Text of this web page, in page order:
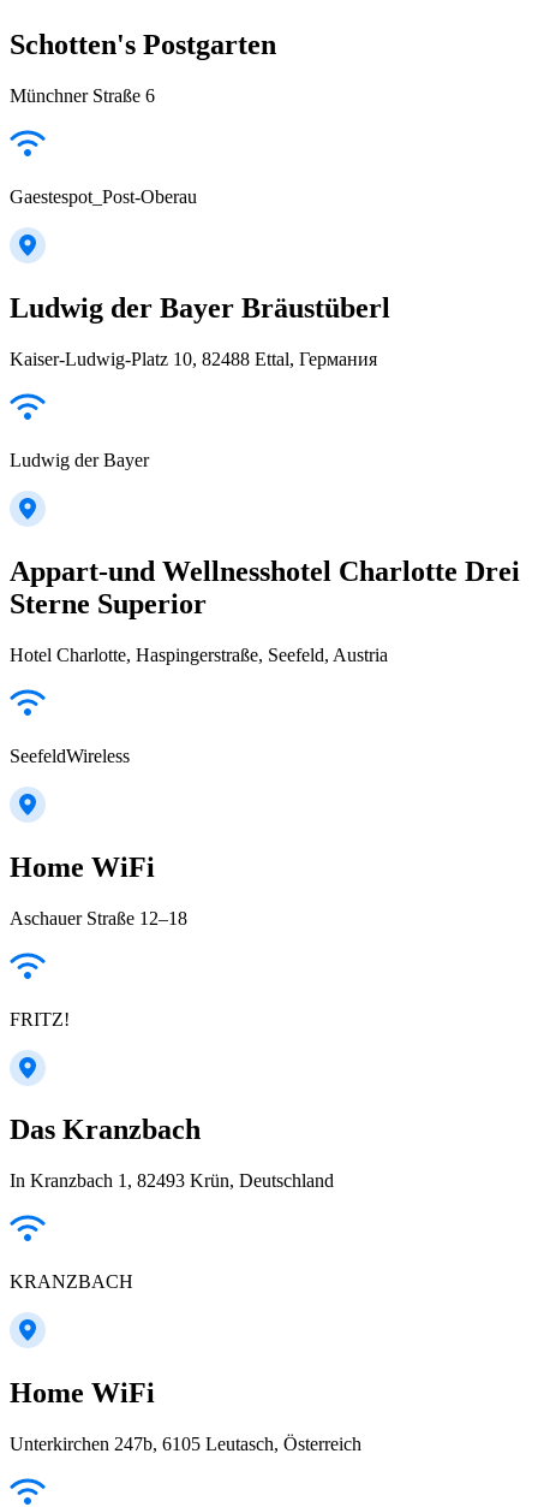
Schotten's Postgarten
Münchner Straße 6
Gaestespot_Post-Oberau
Ludwig der Bayer Bräustüberl
Kaiser-Ludwig-Platz 10, 82488 Ettal, Германия
Ludwig der Bayer
Appart-und Wellnesshotel Charlotte Drei
Sterne Superior
Hotel Charlotte, Haspingerstraße, Seefeld, Austria
SeefeldWireless
Home WiFi
Aschauer Straße 12–18
FRITZ!
Das Kranzbach
In Kranzbach 1, 82493 Krün, Deutschland
KRANZBACH
Home WiFi
Unterkirchen 247b, 6105 Leutasch, Österreich